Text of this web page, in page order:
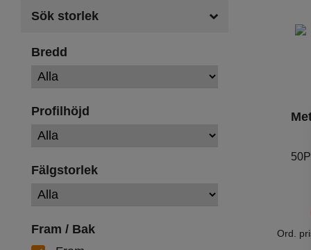
Sök storlek
Bredd
Profilhöjd
Fälgstorlek
Fram / Bak
Ord.